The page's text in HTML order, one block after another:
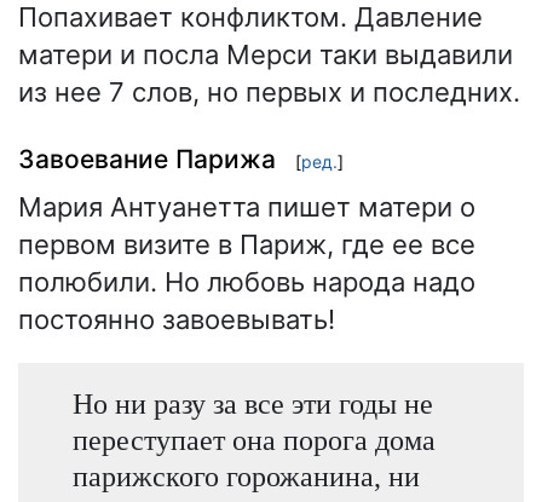
Попахивает конфликтом. Давление
матери и посла Мерси таки выдавили
из нее 7 слов, но первых и последних.
Завоевание Парижа [ред.]
Мария Антуанетта пишет матери о
первом визите в Париж, где ее все
полюбили. Но любовь народа надо
постоянно завоевывать!
Но ни разу за все эти годы не
переступает она порога дома
парижского горожанина, ни